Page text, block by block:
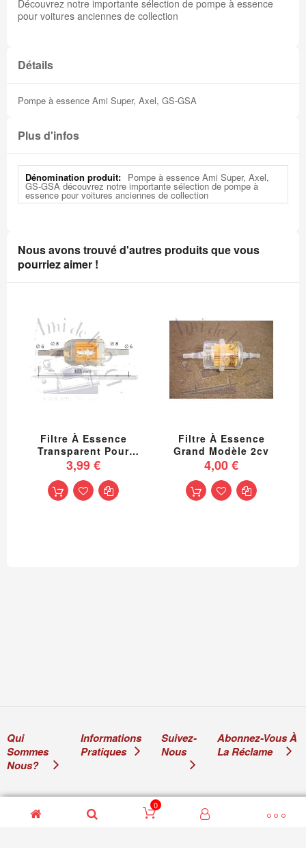
Découvrez notre importante sélection de pompe à essence
pour voitures anciennes de collection
Détails
Pompe à essence Ami Super, Axel, GS-GSA
Plus d'infos
Plus
d'infos
Pompe à essence Ami Super, Axel,
GS-GSA découvrez notre importante sélection de pompe à
essence pour voitures anciennes de collection
Nous avons trouvé d'autres produits que vous
pourriez aimer !
Filtre À Essence
Transparent Pour
Durite En 6 Et En 8
Mm 2CV Méhari Dyane
Acadiane Ami Et
Autres Voitures
3,99 €
Filtre À Essence
Grand Modèle 2cv
4,00 €
Qui
Sommes
Nous?
Informations
Pratiques
Suivez-
Nous
Abonnez-Vous À
La Réclame
0